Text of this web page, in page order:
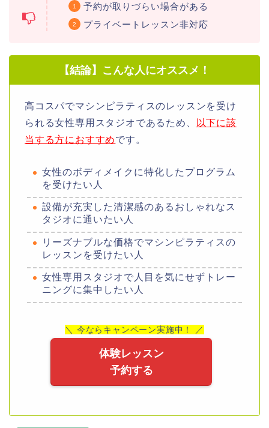
予約が取りづらい場合がある
プライベートレッスン非対応
【結論】こんな人にオススメ！
高コスパでマシンピラティスのレッスンを受け
られる女性専用スタジオであるため、
以下に該
当する方におすすめです。
女性のボディメイクに特化したプログラム
を受けたい人
設備が充実した清潔感のあるおしゃれなス
タジオに通いたい人
リーズナブルな価格でマシンピラティスの
レッスンを受けたい人
女性専用スタジオで人目を気にせずトレー
ニングに集中したい人
＼ 今ならキャンペーン実施中！ ／
体験レッスン
予約する